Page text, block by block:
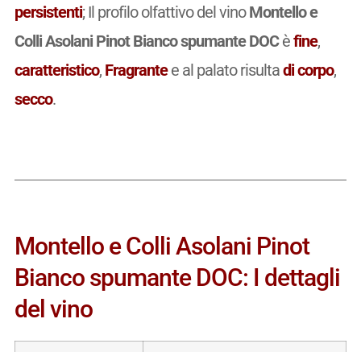
persistenti; Il profilo olfattivo del vinoMontello e
Colli Asolani Pinot Bianco spumante DOCèfine,
caratteristico, Fragrantee al palato risultadi corpo,
secco.
Montello e Colli Asolani Pinot
Bianco spumante DOC: I dettagli
del vino